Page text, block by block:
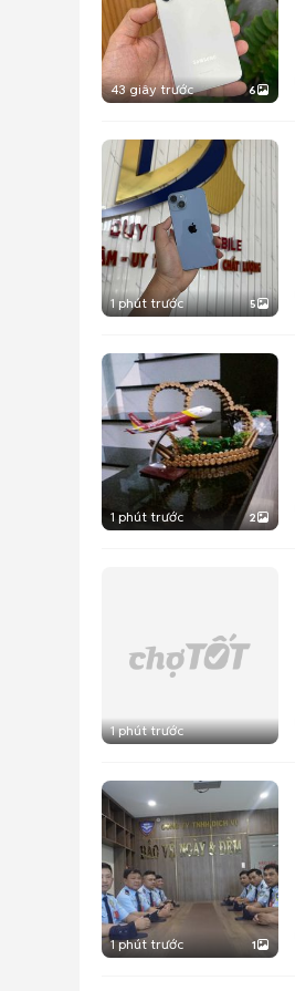
43 giây trước 6
1 phút trước 5
1 phút trước 2
1 phút trước
1 phút trước 1